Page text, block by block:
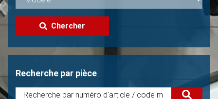
Chercher
Recherche par pièce